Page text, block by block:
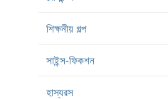
শিক্ষনীয় গল্প
সাইন্স-ফিকশন
হাস্যরস